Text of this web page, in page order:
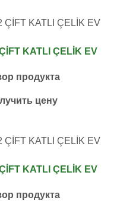
KATLI ÇELİK EV
продукта
цену
KATLI ÇELİK EV
продукта